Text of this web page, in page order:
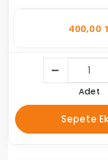
400,00
Adet
Sepete